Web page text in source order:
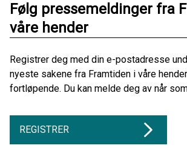
Følg pressemeldinger fra
våre hender
Registrer deg med din e-postadresse
nyeste sakene fra Framtiden i våre
fortløpende. Du kan melde deg av når
REGISTRER